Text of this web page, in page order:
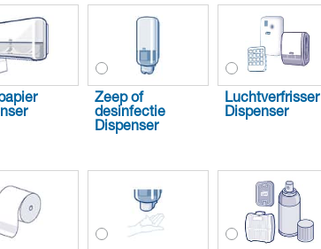
Zeep of
desinfectie
Dispenser
Luchtverfrisser
Dispenser